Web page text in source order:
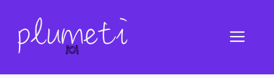
contenu